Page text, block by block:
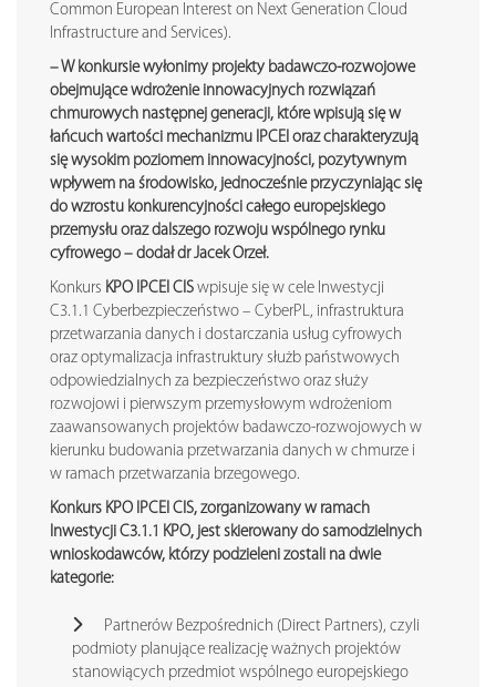
Common European Interest on Next Generation Cloud
Infrastructure and Services).
– W konkursie wyłonimy projekty badawczo-rozwojowe
obejmujące wdrożenie innowacyjnych rozwiązań
chmurowych następnej generacji, które wpisują się w
łańcuch wartości mechanizmu IPCEI oraz charakteryzują
się wysokim poziomem innowacyjności, pozytywnym
wpływem na środowisko, jednocześnie przyczyniając się
do wzrostu konkurencyjności całego europejskiego
przemysłu oraz dalszego rozwoju wspólnego rynku
cyfrowego – dodał dr Jacek Orzeł.
Konkurs KPO IPCEI CIS wpisuje się w cele Inwestycji
C3.1.1 Cyberbezpieczeństwo – CyberPL, infrastruktura
przetwarzania danych i dostarczania usług cyfrowych
oraz optymalizacja infrastruktury służb państwowych
odpowiedzialnych za bezpieczeństwo oraz służy
rozwojowi i pierwszym przemysłowym wdrożeniom
zaawansowanych projektów badawczo-rozwojowych w
kierunku budowania przetwarzania danych w chmurze i
w ramach przetwarzania brzegowego.
Konkurs KPO IPCEI CIS, zorganizowany w ramach
Inwestycji C3.1.1 KPO, jest skierowany do samodzielnych
wnioskodawców, którzy podzieleni zostali na dwie
kategorie:
Partnerów Bezpośrednich (Direct Partners), czyli
podmioty planujące realizację ważnych projektów
stanowiących przedmiot wspólnego europejskiego